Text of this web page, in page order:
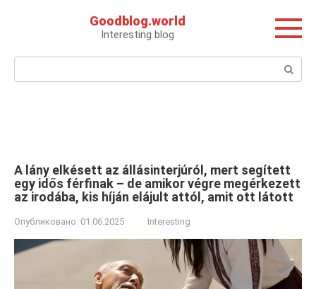
Goodblog.world
Interesting blog
Поиск:
A lány elkésett az állásinterjúról, mert segített
egy idős férfinak – de amikor végre megérkezett
az irodába, kis híján elájult attól, amit ott látott
Опубликовано: 01.06.2025 Interesting